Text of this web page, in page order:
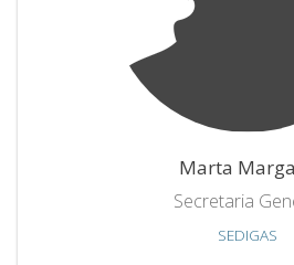
Marta
Secretaria
SEDIGAS